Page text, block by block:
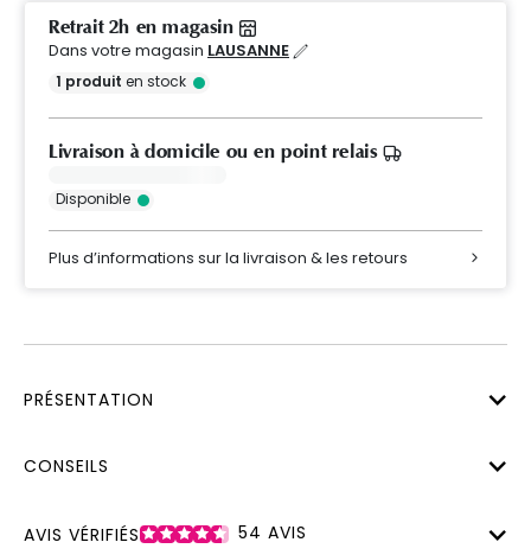
Retrait 2h en magasin
Dans votre magasin LAUSANNE
1 produit en stock
Livraison à domicile ou en point relais
Disponible
Plus d’informations sur la livraison & les retours
PRÉSENTATION
CONSEILS
AVIS VÉRIFIÉS 54 AVIS